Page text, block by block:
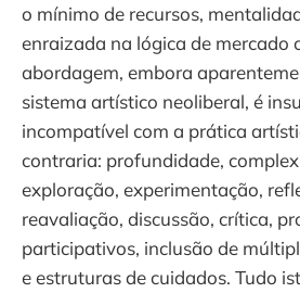
o mínimo de recursos,
enraizada na lógica de mercado
abordagem, embora
sistema artístico neoliberal, é
incompatível com a prática
contraria: profundidade,
exploração, experimentação,
reavaliação, discussão, crítica,
participativos, inclusão de
e estruturas de cuidados. Tudo